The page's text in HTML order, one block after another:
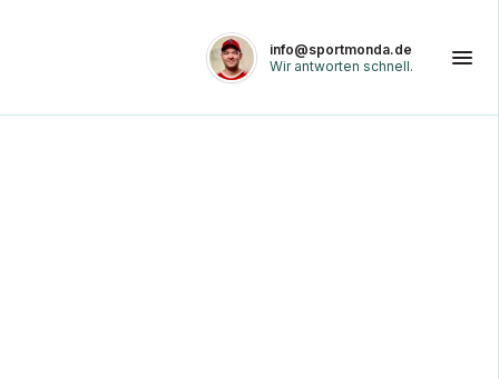
info@sportmonda.de
Wir antworten schnell.